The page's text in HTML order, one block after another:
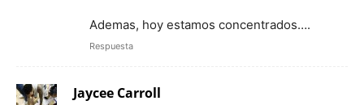
Ademas, hoy estamos concentrados….
Respuesta
Jaycee Carroll